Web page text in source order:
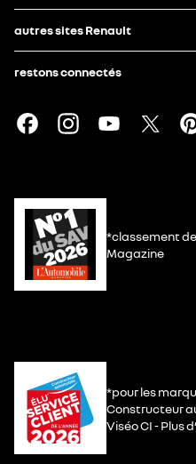
autres sites Renault
restons connectés
*classement
Magazine
*pour les
Constructeur
Viséo CI - Plus